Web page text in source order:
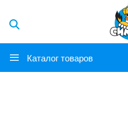
Каталог товаров